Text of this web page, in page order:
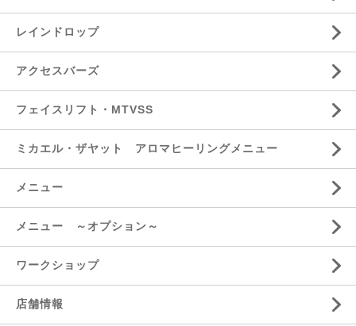
レインドロップ
アクセスバーズ
フェイスリフト・MTVSS
ミカエル・ザヤット アロマヒーリングメニュー
メニュー
メニュー ～オプション～
ワークショップ
店舗情報